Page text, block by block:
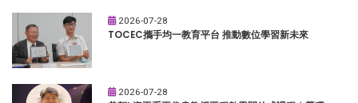
2026-07-28
TOCEC攜手均一教育平台 推動數位學習新未來
2026-07-28